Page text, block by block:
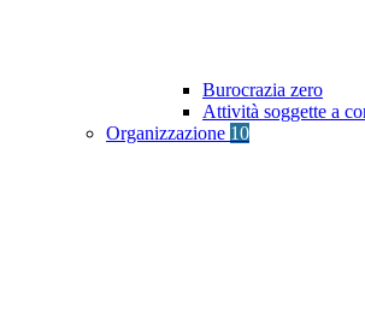
Burocrazia zero
Attività soggette a
Organizzazione 10